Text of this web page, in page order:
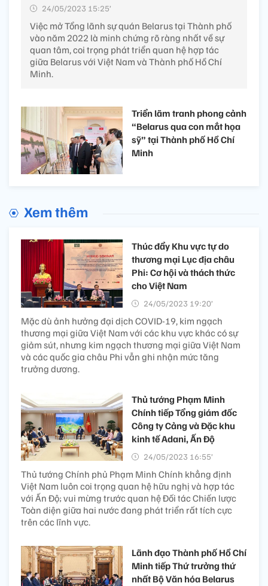
24/05/2023 15:25’
Việc mở Tổng lãnh sự quán Belarus tại Thành phố
vào năm 2022 là minh chứng rõ ràng nhất về sự
quan tâm, coi trọng phát triển quan hệ hợp tác
giữa Belarus với Việt Nam và Thành phố Hồ Chí
Minh.
Triển lãm tranh phong cảnh
“Belarus qua con mắt họa
sỹ” tại Thành phố Hồ Chí
Minh
Xem thêm
Thúc đẩy Khu vực tự do
thương mại Lục địa châu
Phi: Cơ hội và thách thức
cho Việt Nam
24/05/2023 19:20’
Mặc dù ảnh hưởng đại dịch COVID-19, kim ngạch
thương mại giữa Việt Nam với các khu vực khác có sự
giảm sút, nhưng kim ngạch thương mại giữa Việt Nam
và các quốc gia châu Phi vẫn ghi nhận mức tăng
trưởng dương.
Thủ tướng Phạm Minh
Chính tiếp Tổng giám đốc
Công ty Cảng và Đặc khu
kinh tế Adani, Ấn Độ
24/05/2023 16:55’
Thủ tướng Chính phủ Phạm Minh Chính khẳng định
Việt Nam luôn coi trọng quan hệ hữu nghị và hợp tác
với Ấn Độ; vui mừng trước quan hệ Đối tác Chiến lược
Toàn diện giữa hai nước đang phát triển rất tích cực
trên các lĩnh vực.
Lãnh đạo Thành phố Hồ Chí
Minh tiếp Thứ trưởng thứ
nhất Bộ Văn hóa Belarus